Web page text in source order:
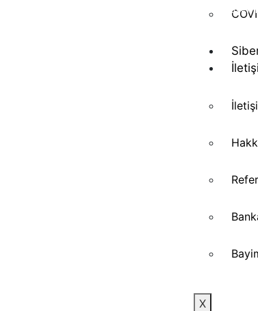
X
kurumlarla buluşturan ekibimiz,